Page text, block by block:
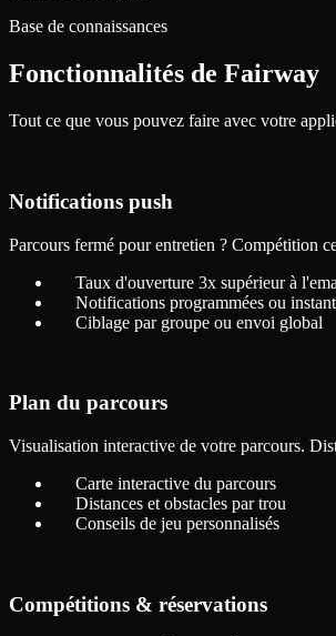
Base de connaissances
Fonctionnalités de Fairway
Tout ce que vous pouvez faire avec votre
Notifications push
Parcours fermé pour entretien ? Compétition
Taux d'ouverture 3x supérieur à
Notifications programmées ou
Ciblage par groupe ou envoi global
Plan du parcours
Visualisation interactive de votre parcours.
Carte interactive du parcours
Distances et obstacles par trou
Conseils de jeu personnalisés
Compétitions & réservations